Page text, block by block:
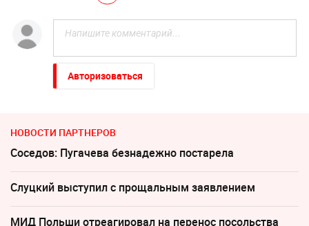
Авторизоваться
НОВОСТИ ПАРТНЕРОВ
Соседов: Пугачева безнадежно постарела
Слуцкий выступил с прощальным заявлением
МИД Польши отреагировал на перенос посольства